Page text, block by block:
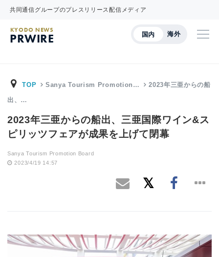
共同通信グループのプレスリリース配信メディア
国内 海外
KYODO NEWS
PRWIRE
TOP Sanya Tourism Promotion… 2023年三亜からの船
出、…
2023年三亜からの船出、三亜国際ワイン&ス
ピリッツフェアが成果を上げて閉幕
Sanya Tourism Promotion Board
2023/4/19 14:57